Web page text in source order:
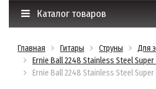
Каталог товаров
Главная Гитары Струны Для
Ernie Ball 2248 Stainless Steel
Ernie Ball 2248 Stainless Steel